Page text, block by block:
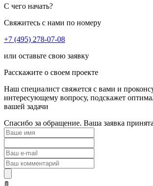
С чего начать?
Свяжитесь с нами по номеру
+7 (495) 278-07-08
или оставьте свою заявку
Расскажите о своем проекте
Наш специалист свяжется с вами и
интересующему вопросу, подскажет
вашей задачи
Спасибо за обращение. Ваша заявка